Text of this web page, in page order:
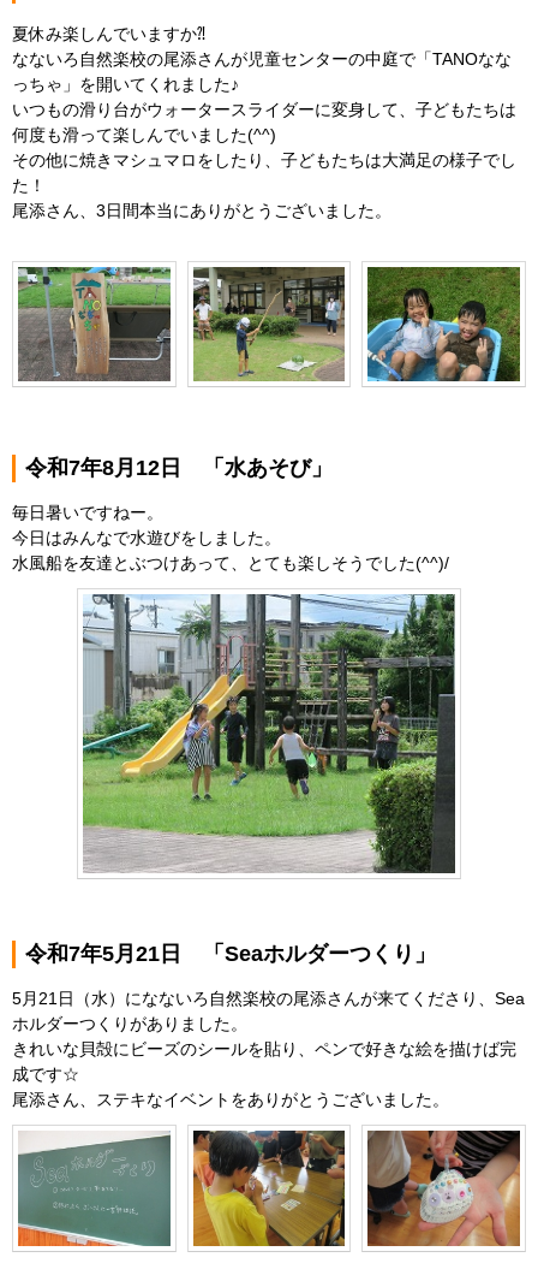
夏休み楽しんでいますか⁈
なないろ自然楽校の尾添さんが児童センターの中庭で「TANOなな
っちゃ」を開いてくれました♪
いつもの滑り台がウォータースライダーに変身して、子どもたちは
何度も滑って楽しんでいました(^^)
その他に焼きマシュマロをしたり、子どもたちは大満足の様子でし
た！
尾添さん、3日間本当にありがとうございました。
令和7年8月12日 「水あそび」
毎日暑いですねー。
今日はみんなで水遊びをしました。
水風船を友達とぶつけあって、とても楽しそうでした(^^)/
令和7年5月21日 「Seaホルダーつくり」
5月21日（水）になないろ自然楽校の尾添さんが来てくださり、Sea
ホルダーつくりがありました。
きれいな貝殻にビーズのシールを貼り、ペンで好きな絵を描けば完
成です☆
尾添さん、ステキなイベントをありがとうございました。